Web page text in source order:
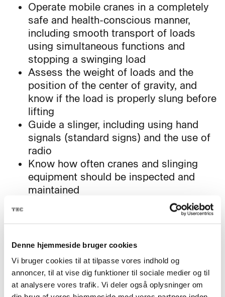
Denne hjemmeside bruger cookies
Vi bruger cookies til at tilpasse vores indhold og
annoncer, til at vise dig funktioner til sociale medier og til
at analysere vores trafik. Vi deler også oplysninger om
Operate mobile cranes in a completely
safe and health-conscious manner,
including smooth transport of loads
using simultaneous functions and
stopping a swinging load
Assess the weight of loads and the
position of the center of gravity, and
know if the load is properly slung before
lifting
Guide a slinger, including using hand
signals (standard signs) and the use of
radio
Know how often cranes and slinging
equipment should be inspected and
maintained
Perform the inspections for which the
crane operator is responsible, including
Acquire knowledge of the specific
mobile crane to be used, based on the
supplier's manual
Read load charts
Correctly set up mobile cranes